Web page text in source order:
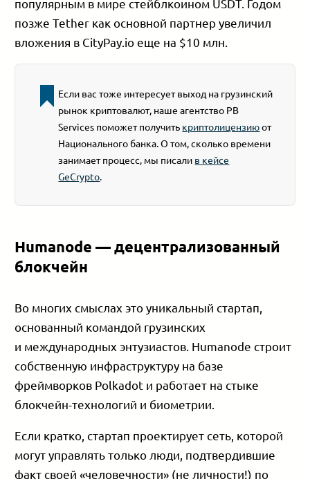
популярным в мире стейблкоином USDT. Годом
позже Tether как основной партнер увеличил
вложения в CityPay.io еще на $10 млн.
Если вас тоже интересует выход на грузинский
рынок криптовалют, наше агентство PB
Services поможет получить криптолицензиюот
Национального банка. О том, сколько времени
занимает процесс, мы писали в кейсе
GeCrypto.
Humanode — децентрализованный
блокчейн
Во многих смыслах это уникальный стартап,
основанный командой грузинских
и международных энтузиастов. Humanode строит
собственную инфраструктуру на базе
фреймворков Polkadot и работает на стыке
блокчейн-технологий и биометрии.
Если кратко, стартап проектирует сеть, которой
могут управлять только люди, подтвердившие
факт своей «человечности» (не личности!) по